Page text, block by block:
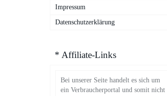
Impressum
Datenschutzerklärung
* Affiliate-Links
Bei unserer Seite handelt es sich um
ein Verbraucherportal und somit nicht